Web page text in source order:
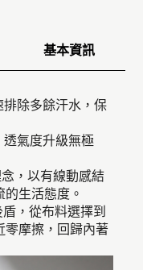
基本資訊
除多餘汗水，保
氣度升級無極
，以有線動感結
生活態度。
，從布料選擇到
零摩擦，回歸內著